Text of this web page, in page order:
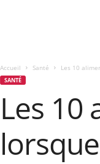
Accueil Santé Les 10
SANTÉ
Les 10